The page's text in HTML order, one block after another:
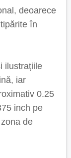
deoarece
în
ilustrațiile
iar
0.25
inch pe
de